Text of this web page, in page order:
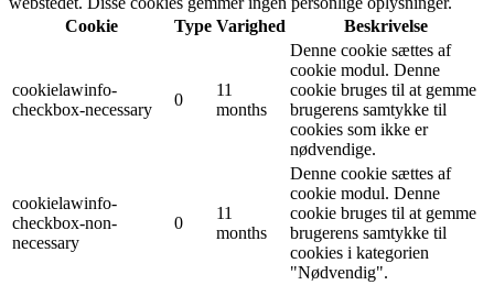
Cookie
Type Varighed Beskrivelse
cookielawinfo-
checkbox-necessary
0
11
months
Denne cookie sættes af
cookie modul. Denne
cookie bruges til at gemme
brugerens samtykke til
cookies som ikke er
nødvendige.
cookielawinfo-
checkbox-non-
necessary
0
11
months
Denne cookie sættes af
cookie modul. Denne
cookie bruges til at gemme
brugerens samtykke til
cookies i kategorien
"Nødvendig".